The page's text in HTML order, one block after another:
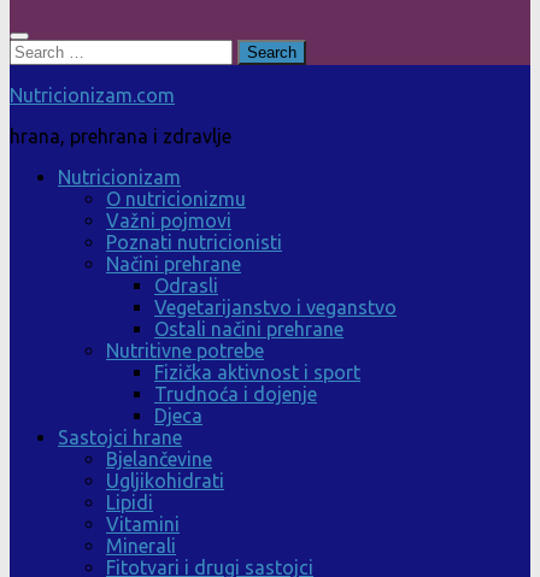
Search
for:
Nutricionizam.com
hrana, prehrana i zdravlje
Nutricionizam
O nutricionizmu
Važni pojmovi
Poznati nutricionisti
Načini prehrane
Odrasli
Vegetarijanstvo i veganstvo
Ostali načini prehrane
Nutritivne potrebe
Fizička aktivnost i sport
Trudnoća i dojenje
Djeca
Sastojci hrane
Bjelančevine
Ugljikohidrati
Lipidi
Vitamini
Minerali
Fitotvari i drugi sastojci